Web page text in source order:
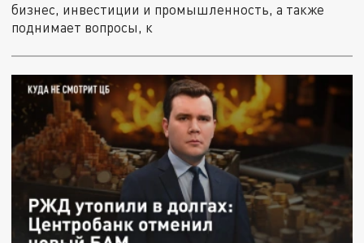
бизнес, инвестиции и промышленность, а также
поднимает вопросы, к